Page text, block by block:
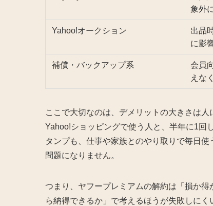
象外
Yahoo!オークション
出品
に影
補償・バックアップ系
会員
えな
ここで大切なのは、デメリットの大きさは
Yahoo!ショッピングで使う人と、半年に1回
タンプも、仕事や家族とのやり取りで毎日
問題になりません。
つまり、ヤフープレミアムの解約は「損か
ら納得できるか」で考えるほうが失敗しに